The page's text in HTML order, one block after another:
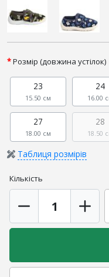
Розмір (довжина устілок)
23
15.50 см
24
16.00
27
18.00 см
28
18.50
Таблиця розмірів
Кількість